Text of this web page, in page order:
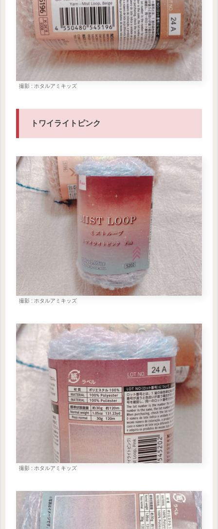
撮影 : ホタルアミキッズ
トワイライトピンク
撮影 : ホタルアミキッズ
撮影 : ホタルアミキッズ